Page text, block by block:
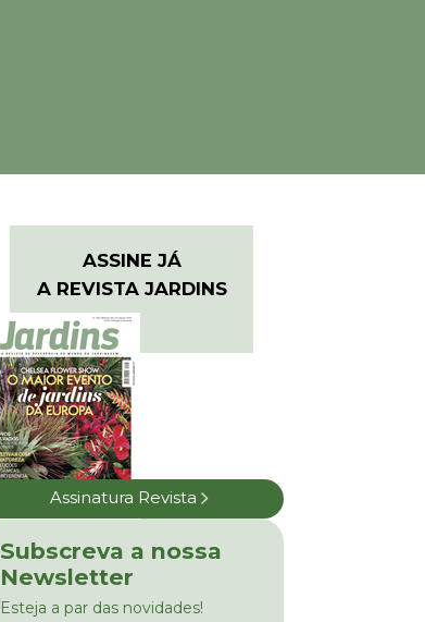
ASSINE JÁ
A REVISTA JARDINS
Assinatura Revista
Subscreva a nossa
Newsletter
Esteja a par das novidades!